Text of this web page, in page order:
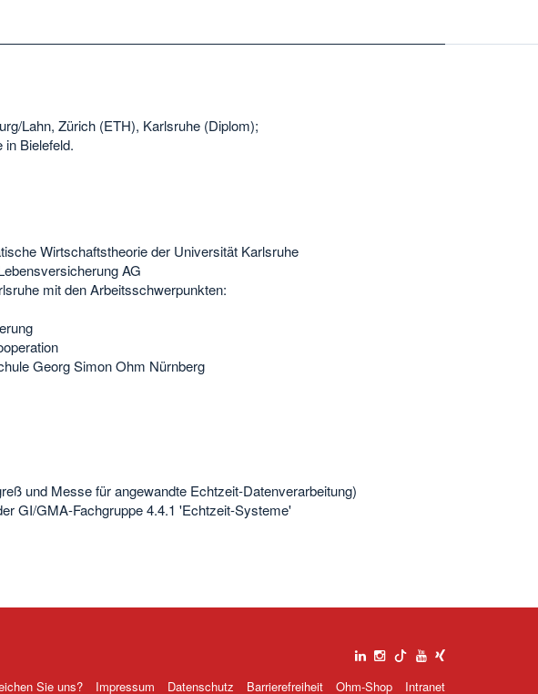
Lahn, Zürich (ETH), Karlsruhe (Diplom);
Bielefeld.
Wirtschaftstheorie der Universität Karlsruhe
AG
mit den Arbeitsschwerpunkten:
Georg Simon Ohm Nürnberg
und Messe für angewandte Echtzeit-Datenverarbeitung)
GI/GMA-Fachgruppe 4.4.1 'Echtzeit-Systeme'
Sie uns? Impressum Datenschutz Barrierefreiheit Ohm-Shop Intranet